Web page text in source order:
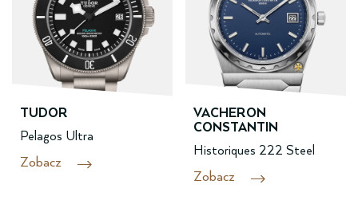
TUDOR
Pelagos Ultra
Zobacz
VACHERON
CONSTANTIN
Historiques 222 Steel
Zobacz